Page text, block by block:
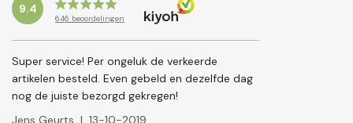
9.4
646 beoordelingen
Super service! Per ongeluk de verkeerde
artikelen besteld. Even gebeld en dezelfde dag
nog de juiste bezorgd gekregen!
Jens Geurts | 13-10-2019